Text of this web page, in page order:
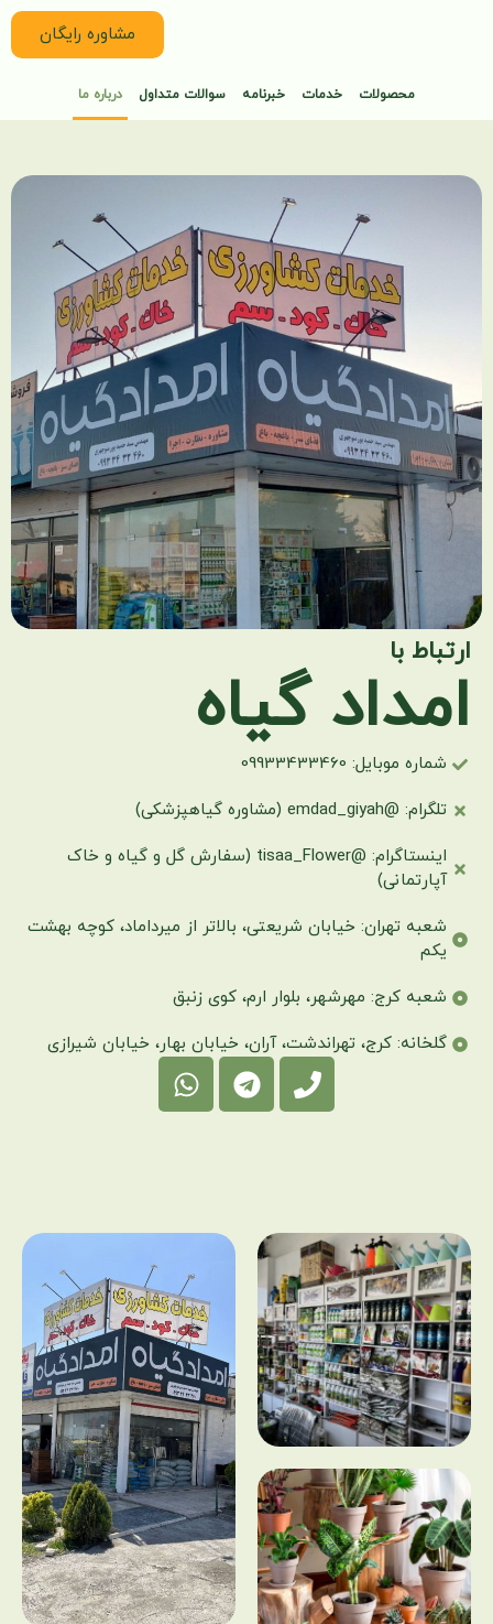
مشاوره رایگان
محصولات خدمات خبرنامه سوالات متداول درباره ما
ارتباط با
امداد گیاه
شماره موبایل: 09933433460
تلگرام: @emdad_giyah (مشاوره گیاهپزشکی)
اینستاگرام: @tisaa_Flower (سفارش گل و گیاه و خاک
آپارتمانی)
شعبه تهران: خیابان شریعتی، بالاتر از میرداماد، کوچه بهشت
یکم
شعبه کرج: مهرشهر، بلوار ارم، کوی زنبق
گلخانه: کرج، تهراندشت، آران، خیابان بهار، خیابان شیرازی